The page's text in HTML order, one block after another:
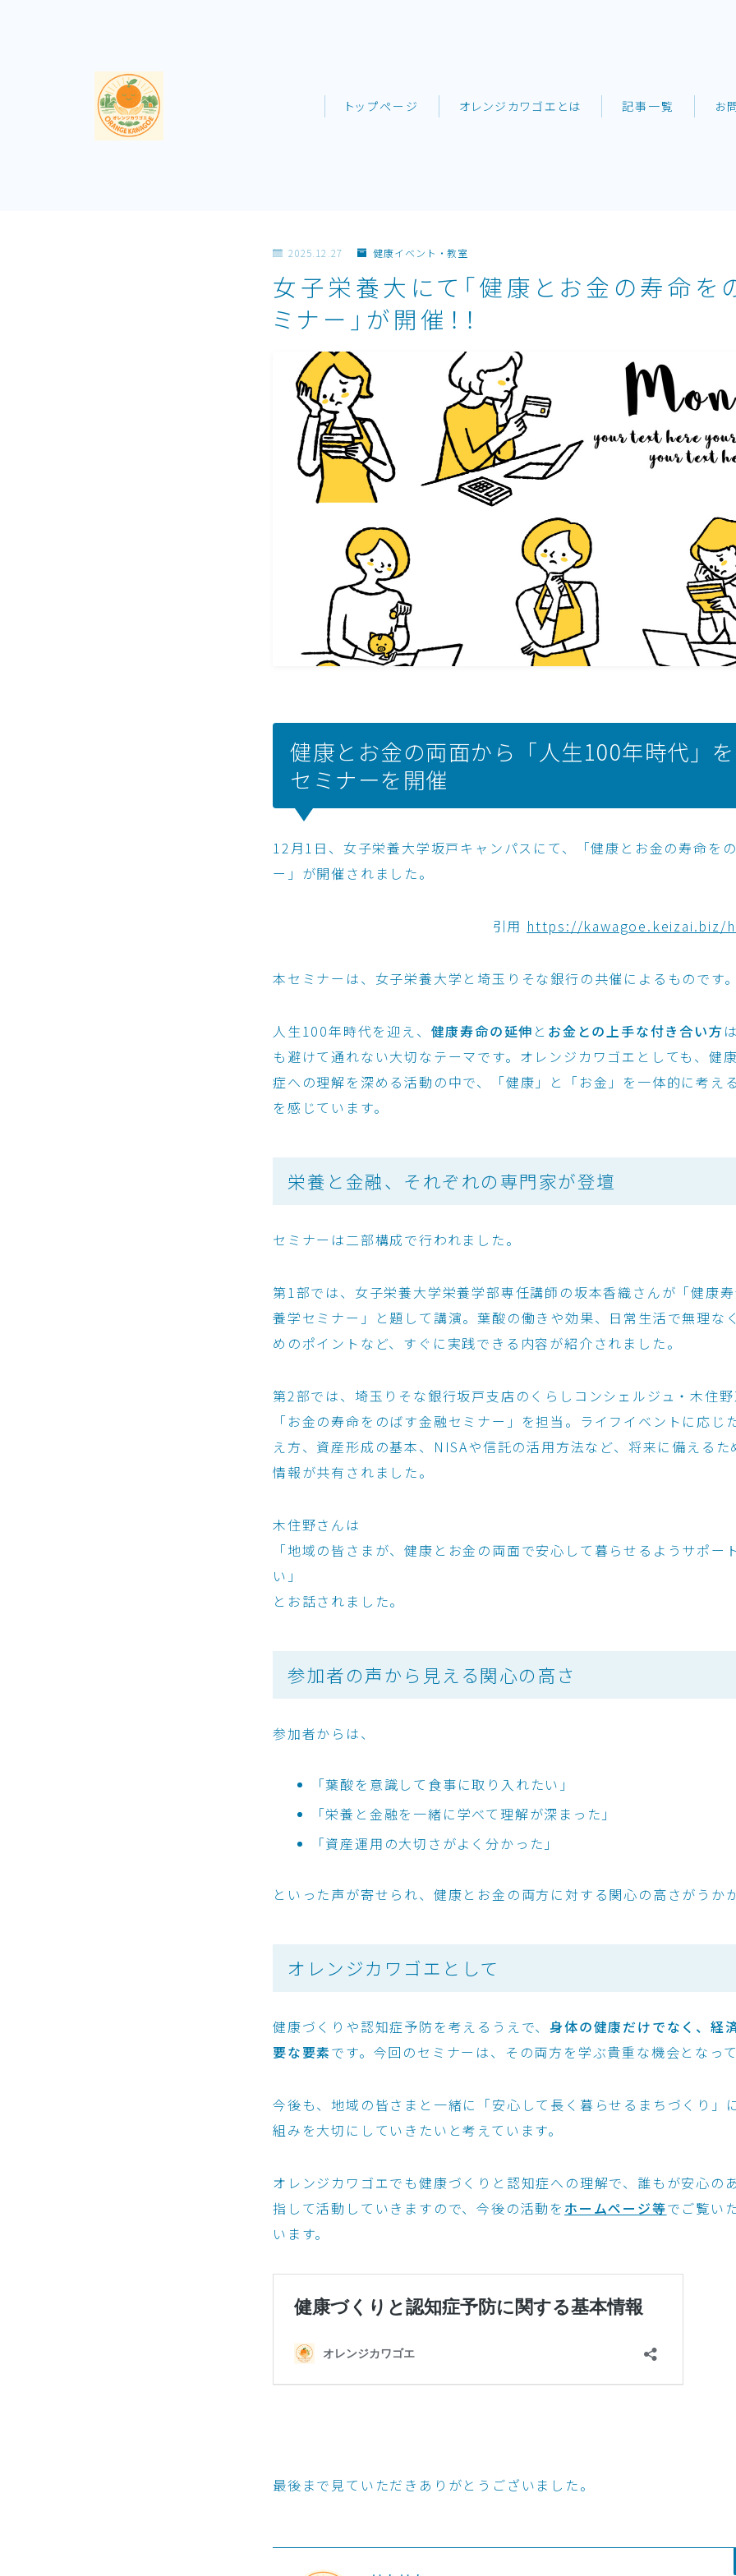
トップページ オレンジカワゴエとは 記事一覧 お
2025.12.27 健康イベント・教室
女子栄養大にて「健康とお金の寿命を
ミナー」が開催！！
健康とお金の両面から「人生100年時代」
セミナーを開催
12月1日、女子栄養大学坂戸キャンパスにて、「健康とお金の寿命を
ー」が開催されました。
引用 https://kawagoe.keizai.biz/
本セミナーは、女子栄養大学と埼玉りそな銀行の共催によるものです。
人生100年時代を迎え、 健康寿命の延伸 と お金との上手な付き合い方
も避けて通れない大切なテーマです。オレンジカワゴエとしても、健
症への理解を深める活動の中で、「健康」と「お金」を一体的に考え
を感じています。
栄養と金融、それぞれの専門家が登壇
セミナーは二部構成で行われました。
第1部では、女子栄養大学栄養学部専任講師の坂本香織さんが「健康
養学セミナー」と題して講演。葉酸の働きや効果、日常生活で無理な
めのポイントなど、すぐに実践できる内容が紹介されました。
第2部では、埼玉りそな銀行坂戸支店のくらしコンシェルジュ・木住
「お金の寿命をのばす金融セミナー」を担当。ライフイベントに応じ
え方、資産形成の基本、NISAや信託の活用方法など、将来に備えるた
情報が共有されました。
木住野さんは
「地域の皆さまが、健康とお金の両面で安心して暮らせるようサポー
い」
とお話されました。
参加者の声から見える関心の高さ
参加者からは、
「葉酸を意識して食事に取り入れたい」
「栄養と金融を一緒に学べて理解が深まった」
「資産運用の大切さがよく分かった」
といった声が寄せられ、健康とお金の両方に対する関心の高さがうか
オレンジカワゴエとして
健康づくりや認知症予防を考えるうえで、身体の健康だけでなく、経
要な要素です。今回のセミナーは、その両方を学ぶ貴重な機会となって
今後も、地域の皆さまと一緒に「安心して長く暮らせるまちづくり」
組みを大切にしていきたいと考えています。
オレンジカワゴエでも健康づくりと認知症への理解で、誰もが安心の
指して活動していきますので、今後の活動を ホームページ等でご覧い
います。
最後まで見ていただきありがとうございました。